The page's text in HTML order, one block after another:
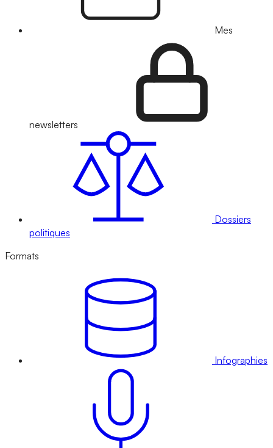
Mes
newsletters
Dossiers
politiques
Formats
Infographies